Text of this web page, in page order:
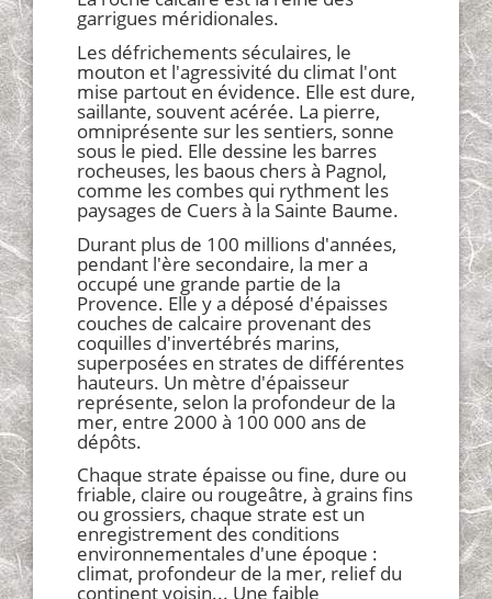
garrigues méridionales.
Les défrichements séculaires, le
mouton et l'agressivité du climat l'ont
mise partout en évidence. Elle est dure,
saillante, souvent acérée. La pierre,
omniprésente sur les sentiers, sonne
sous le pied. Elle dessine les barres
rocheuses, les baous chers à Pagnol,
comme les combes qui rythment les
paysages de Cuers à la Sainte Baume.
Durant plus de 100 millions d'années,
pendant l'ère secondaire, la mer a
occupé une grande partie de la
Provence. Elle y a déposé d'épaisses
couches de calcaire provenant des
coquilles d'invertébrés marins,
superposées en strates de différentes
hauteurs. Un mètre d'épaisseur
représente, selon la profondeur de la
mer, entre 2000 à 100 000 ans de
dépôts.
Chaque strate épaisse ou fine, dure ou
friable, claire ou rougeâtre, à grains fins
ou grossiers, chaque strate est un
enregistrement des conditions
environnementales d'une époque :
climat, profondeur de la mer, relief du
continent voisin... Une faible